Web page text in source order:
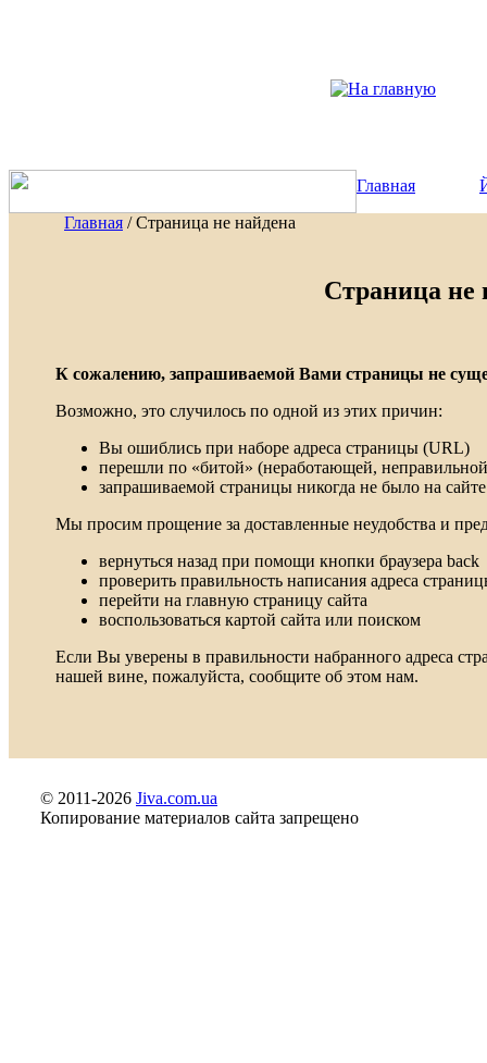
Главная
Главная / Страница не найдена
Страница не
К сожалению, запрашиваемой Вами страницы не
Возможно, это случилось по одной из этих причин:
Вы ошиблись при наборе адреса страницы (URL)
перешли по «битой» (неработающей,
запрашиваемой страницы никогда не было на
Мы просим прощение за доставленные неудобства и
вернуться назад при помощи кнопки браузера back
проверить правильность написания адреса
перейти на главную страницу сайта
воспользоваться картой сайта или поиском
Если Вы уверены в правильности набранного адреса
нашей вине, пожалуйста, сообщите об этом нам.
© 2011-2026 Jiva.com.ua
Копирование материалов сайта запрещено